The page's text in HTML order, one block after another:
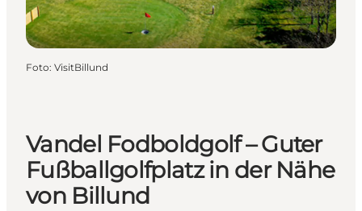
Foto: VisitBillund
Vandel Fodboldgolf – Guter
Fußballgolfplatz in der Nähe
von Billund